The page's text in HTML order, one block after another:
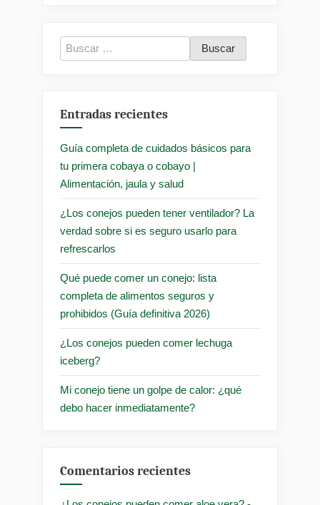
Buscar:
Entradas recientes
Guía completa de cuidados básicos para
tu primera cobaya o cobayo |
Alimentación, jaula y salud
¿Los conejos pueden tener ventilador? La
verdad sobre si es seguro usarlo para
refrescarlos
Qué puede comer un conejo: lista
completa de alimentos seguros y
prohibidos (Guía definitiva 2026)
¿Los conejos pueden comer lechuga
iceberg?
Mi conejo tiene un golpe de calor: ¿qué
debo hacer inmediatamente?
Comentarios recientes